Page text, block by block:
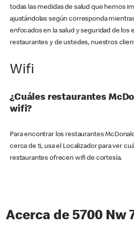
todas las medidas de salud que hemos
ajustándolas según corresponda
enfocados en la salud y seguridad de los
restaurantes y de ustedes, nuestros
Wifi
¿Cuáles restaurantes
wifi?
Para encontrar los restaurantes
cerca de ti, usa el Localizador para ver
restaurantes ofrecen wifi de cortesía.
Acerca de 5700 Nw